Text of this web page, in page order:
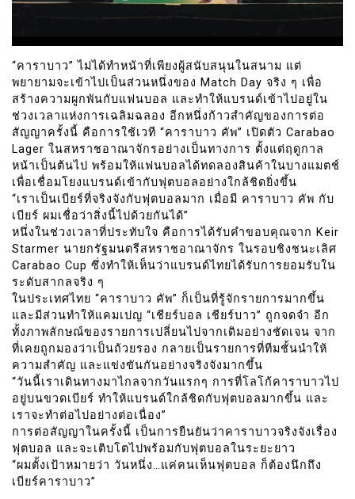
“คาราบาว” ไม่ได้ทำหน้าที่เพียงผู้สนับสนุนในสนาม แต่
พยายามจะเข้าไปเป็นส่วนหนึ่งของ Match Day จริง ๆ เพื่อ
สร้างความผูกพันกับแฟนบอล และทำให้แบรนด์เข้าไปอยู่ใน
ช่วงเวลาแห่งการเฉลิมฉลอง อีกหนึ่งก้าวสำคัญของการต่อ
สัญญาครั้งนี้ คือการใช้เวที “คาราบาว คัพ” เปิดตัว Carabao
Lager ในสหราชอาณาจักรอย่างเป็นทางการ ตั้งแต่ฤดูกาล
หน้าเป็นต้นไป พร้อมให้แฟนบอลได้ทดลองสินค้าในบางแมตช์
เพื่อเชื่อมโยงแบรนด์เข้ากับฟุตบอลอย่างใกล้ชิดยิ่งขึ้น
“เราเป็นเบียร์ที่จริงจังกับฟุตบอลมาก เมื่อมี คาราบาว คัพ กับ
เบียร์ ผมเชื่อว่าสิ่งนี้ไปด้วยกันได้”
หนึ่งในช่วงเวลาที่ประทับใจ คือการได้รับคำขอบคุณจาก Keir
Starmer นายกรัฐมนตรีสหราชอาณาจักร ในรอบชิงชนะเลิศ
Carabao Cup ซึ่งทำให้เห็นว่าแบรนด์ไทยได้รับการยอมรับใน
ระดับสากลจริง ๆ
ในประเทศไทย “คาราบาว คัพ” ก็เป็นที่รู้จักรายการมากขึ้น
และมีส่วนทำให้แคมเปญ “เชียร์บอล เชียร์บาว” ถูกจดจำ อีก
ทั้งภาพลักษณ์ของรายการเปลี่ยนไปจากเดิมอย่างชัดเจน จาก
ที่เคยถูกมองว่าเป็นถ้วยรอง กลายเป็นรายการที่ทีมชั้นนำให้
ความสำคัญ และแข่งขันกันอย่างจริงจังมากขึ้น
“วันนี้เราเดินทางมาไกลจากวันแรกๆ การที่โลโก้คาราบาวไป
อยู่บนขวดเบียร์ ทำให้แบรนด์ใกล้ชิดกับฟุตบอลมากขึ้น และ
เราจะทำต่อไปอย่างต่อเนื่อง”
การต่อสัญญาในครั้งนี้ เป็นการยืนยันว่าคาราบาวจริงจังเรื่อง
ฟุตบอล และจะเติบโตไปพร้อมกับฟุตบอลในระยะยาว
“ผมตั้งเป้าหมายว่า วันหนึ่ง…แค่คนเห็นฟุตบอล ก็ต้องนึกถึง
เบียร์คาราบาว”